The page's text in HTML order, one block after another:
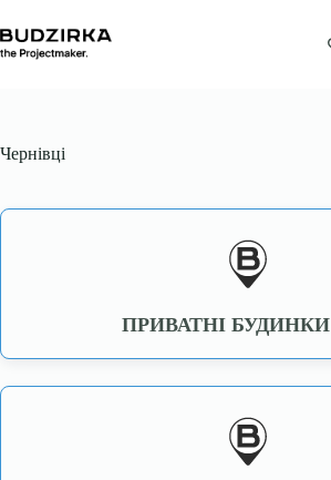
до
вмісту
Чернівці
ПРИВАТНІ БУДИНКИ